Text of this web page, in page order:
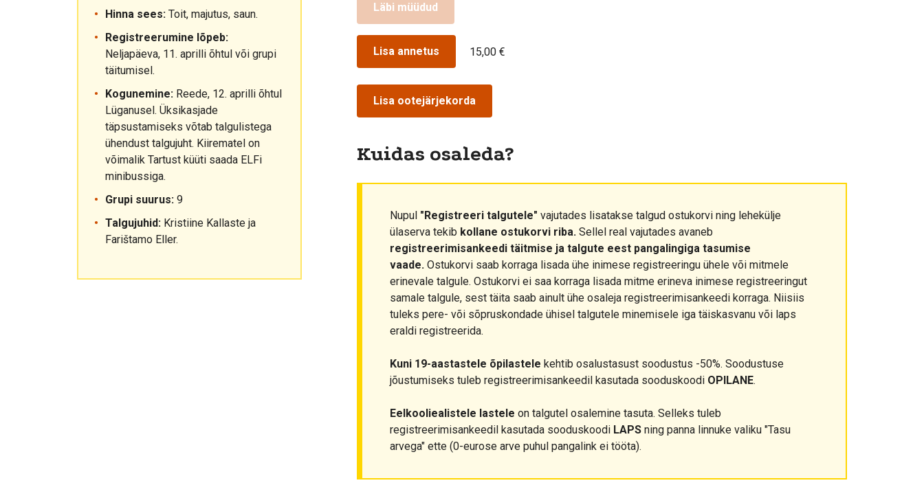
Hinna sees: Toit, majutus, saun.
Registreerumine lõpeb:
Neljapäeva, 11. aprilli õhtul või grupi
täitumisel.
Kogunemine: Reede, 12. aprilli õhtul
Lüganusel. Üksikasjade
täpsustamiseks võtab talgulistega
ühendust talgujuht. Kiirematel on
võimalik Tartust küüti saada ELFi
minibussiga.
Grupi suurus: 9
Talgujuhid: Kristiine Kallaste ja
Farištamo Eller.
Läbi müüdud
Lisa annetus 15,00 €
Lisa ootejärjekorda
Kuidas osaleda?
Nupul "Registreeri talgutele" vajutades lisatakse talgud ostukorvi ning lehekülje
ülaserva tekib kollane ostukorvi riba. Sellel real vajutades avaneb
registreerimisankeedi täitmise ja talgute eest pangalingiga tasumise
vaade. Ostukorvi saab korraga lisada ühe inimese registreeringu ühele või mitmele
erinevale talgule. Ostukorvi ei saa korraga lisada mitme erineva inimese registreeringut
samale talgule, sest täita saab ainult ühe osaleja registreerimisankeedi korraga. Niisiis
tuleks pere- või sõpruskondade ühisel talgutele minemisele iga täiskasvanu või laps
eraldi registreerida.
Kuni 19-aastastele õpilastele kehtib osalustasust soodustus -50%. Soodustuse
jõustumiseks tuleb registreerimisankeedil kasutada sooduskoodi OPILANE.
Eelkooliealistele lastele on talgutel osalemine tasuta. Selleks tuleb
registreerimisankeedil kasutada sooduskoodi LAPS ning panna linnuke valiku "Tasu
arvega" ette (0-eurose arve puhul pangalink ei tööta).